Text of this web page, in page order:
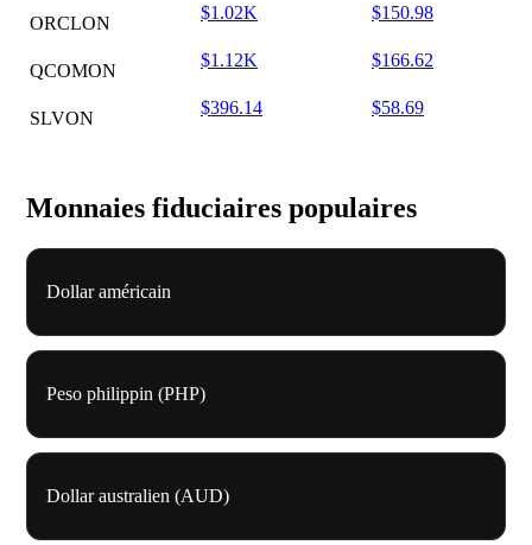
ORCLON
$1.02K $150.98
QCOMON
$1.12K $166.62
SLVON
$396.14 $58.69
Monnaies fiduciaires populaires
Dollar américain
Peso philippin (PHP)
Dollar australien (AUD)